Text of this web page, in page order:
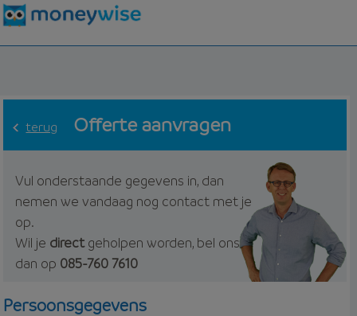
terug Offerte aanvragen
Vul onderstaande gegevens in, dan
nemen we vandaag nog contact met je
op.
Wil je directgeholpen worden, bel ons
dan op 085-760 7610
Persoonsgegevens